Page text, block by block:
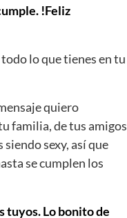
!Feliz
lo que tienes en tu
quiero
familia, de tus amigos
sexy, así que
se cumplen los
tuyos. Lo bonito de